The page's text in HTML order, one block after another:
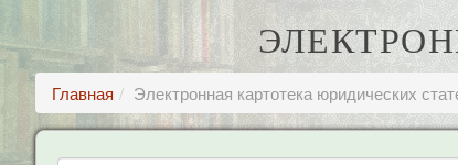
Главная Электронная картотека юридических